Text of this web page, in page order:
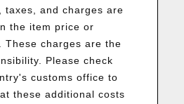
taxes, and charges are
the item price or
These charges are the
Please check
customs office to
these additional costs